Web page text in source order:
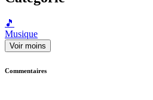
🎵
Musique
Voir moins
Commentaires